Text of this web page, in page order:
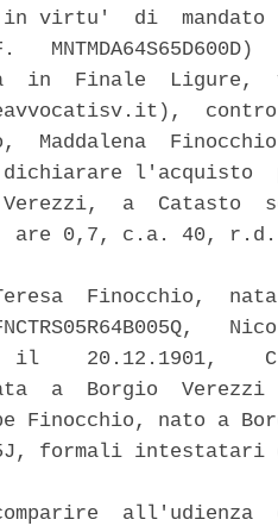
in virtu'  di
in  Finale  Ligure,
Maddalena
dichiarare l'acquisto
a  Catasto
are 0,7, c.a. 40,
Finocchio,
il    20.12.1901,
nata  a  Borgio
Finocchio, nato a
formali intestatari
all'udienza